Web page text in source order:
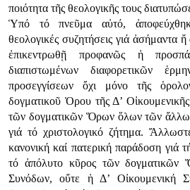
ποιότητα τῆς θεολογικῆς τους
Ὑπό τό πνεῦμα αὐτό,
θεολογικές συζητήσεις γιά ἀσήμαντα
ἐπικεντρωθῇ προφανῶς ἡ
διαπιστωμένων διαφορετικῶν
προσεγγίσεων ὄχι μόνο τῆς
δογματικοῦ Ὁρου τῆς Δ’
τῶν δογματικῶν Ὅρων ὅλων τῶν
γιά τό χριστολογικό ζήτημα.
κανονική καί πατερική παράδοση γιά
τό ἀπόλυτο κῦρος τῶν δογματικῶν
Συνόδων, οὔτε ἡ Δ’ Οἰκουμενική